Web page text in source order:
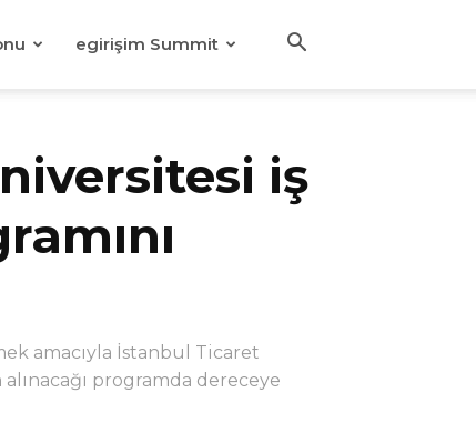
egirişim Summit
iş
amacıyla İstanbul Ticaret
programda dereceye